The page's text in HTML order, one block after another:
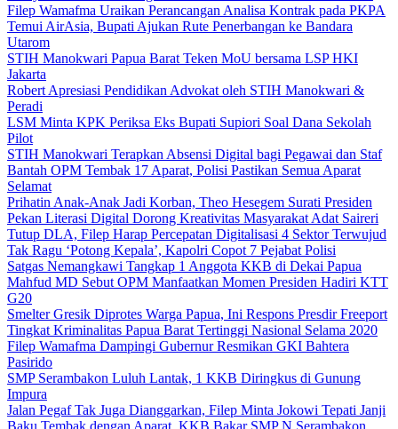
Filep Wamafma Uraikan Perancangan Analisa Kontrak pada PKPA
Temui AirAsia, Bupati Ajukan Rute Penerbangan ke Bandara
Utarom
STIH Manokwari Papua Barat Teken MoU bersama LSP HKI
Jakarta
Robert Apresiasi Pendidikan Advokat oleh STIH Manokwari &
Peradi
LSM Minta KPK Periksa Eks Bupati Supiori Soal Dana Sekolah
Pilot
STIH Manokwari Terapkan Absensi Digital bagi Pegawai dan Staf
Bantah OPM Tembak 17 Aparat, Polisi Pastikan Semua Aparat
Selamat
Prihatin Anak-Anak Jadi Korban, Theo Hesegem Surati Presiden
Pekan Literasi Digital Dorong Kreativitas Masyarakat Adat Saireri
Tutup DLA, Filep Harap Percepatan Digitalisasi 4 Sektor Terwujud
Tak Ragu ‘Potong Kepala’, Kapolri Copot 7 Pejabat Polisi
Satgas Nemangkawi Tangkap 1 Anggota KKB di Dekai Papua
Mahfud MD Sebut OPM Manfaatkan Momen Presiden Hadiri KTT
G20
Smelter Gresik Diprotes Warga Papua, Ini Respons Presdir Freeport
Tingkat Kriminalitas Papua Barat Tertinggi Nasional Selama 2020
Filep Wamafma Dampingi Gubernur Resmikan GKI Bahtera
Pasirido
SMP Serambakon Luluh Lantak, 1 KKB Diringkus di Gunung
Impura
Jalan Pegaf Tak Juga Dianggarkan, Filep Minta Jokowi Tepati Janji
Baku Tembak dengan Aparat, KKB Bakar SMP N Serambakon